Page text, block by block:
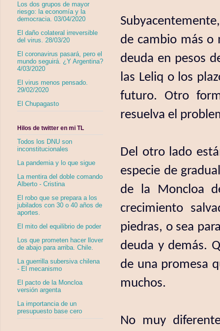
de cambio más o
deuda en pesos
las Leliq o los
futuro. Otro
resuelva el
Del otro lado
especie de
de la Moncloa
crecimiento
piedras, o sea
deuda y demás.
de una promesa
muchos.
No muy
Los dos grupos de mayor
riesgo: la economía y la
democracia. 03/04/2020
El daño colateral irreversible
del virus. 28/03/20
El coronavirus pasará, pero el
mundo seguirá. ¿Y Argentina?
4/03/2020
El virus menos pensado.
29/02/2020
El Chupagasto
Hilos de twitter en mi TL
Todos los DNU son
inconstitucionales
La pandemia y lo que sigue
La mentira del doble comando
Alberto - Cristina
El robo que se prepara a los
jubilados con 30 o 40 años de
aportes.
El mito del equilibrio de poder
Los que prometen hacer llover
de abajo para arriba. Chile.
La guerrilla subersiva chilena
- El mecanismo
El pacto de la Moncloa
versión argenta
La importancia de un
presupuesto base cero